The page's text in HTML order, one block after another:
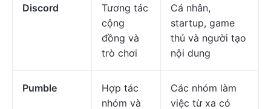
Discord
Tương tác
cộng
đồng và
trò chơi
Cá nhân,
startup, game
thủ và người tạo
nội dung
Pumble
Hợp tác
nhóm và
Các nhóm làm
việc từ xa có